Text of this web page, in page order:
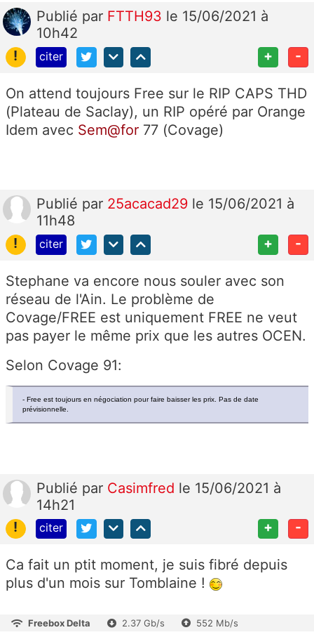
Publié par FTTH93 le 15/06/2021 à
10h42
!
citer + -
On attend toujours Free sur le RIP CAPS THD
(Plateau de Saclay), un RIP opéré par Orange
Idem avec Sem@for 77 (Covage)
Publié par 25acacad29 le 15/06/2021 à
11h48
!
citer + -
Stephane va encore nous souler avec son
réseau de l'Ain. Le problème de
Covage/FREE est uniquement FREE ne veut
pas payer le même prix que les autres OCEN.
Selon Covage 91:
- Free est toujours en négociation pour faire baisser les prix. Pas de date
prévisionnelle.
Publié par Casimfred le 15/06/2021 à
14h21
!
citer + -
Ca fait un ptit moment, je suis fibré depuis
plus d'un mois sur Tomblaine !
Freebox Delta 2.37 Gb/s 552 Mb/s